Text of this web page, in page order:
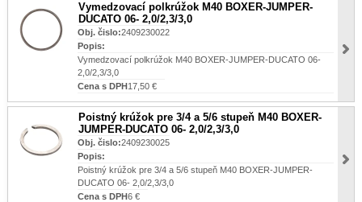
Vymedzovací polkrúžok M40 BOXER-JUMPER-
DUCATO 06- 2,0/2,3/3,0
Obj. čislo:2409230022
Popis:
Vymedzovací polkrúžok M40 BOXER-JUMPER-DUCATO 06-
2,0/2,3/3,0
Cena s DPH17,50 €
Poistný krúžok pre 3/4 a 5/6 stupeň M40 BOXER-
JUMPER-DUCATO 06- 2,0/2,3/3,0
Obj. čislo:2409230025
Popis:
Poistný krúžok pre 3/4 a 5/6 stupeň M40 BOXER-JUMPER-
DUCATO 06- 2,0/2,3/3,0
Cena s DPH6 €